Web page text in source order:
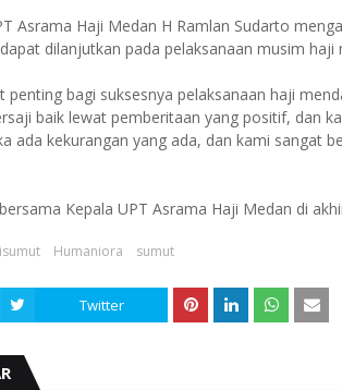
Asrama Haji Medan H Ramlan Sudarto
dilanjutkan pada pelaksanaan musim haji
penting bagi suksesnya pelaksanaan haji
baik lewat pemberitaan yang positif, dan
ada kekurangan yang ada, dan kami sangat
Kepala UPT Asrama Haji Medan di
Humaniora sumut
Twitter